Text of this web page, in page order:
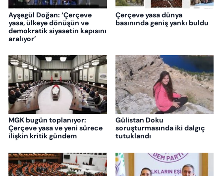
Ayşegül Doğan: ‘Çerçeve
yasa, ülkeye dönüşün ve
demokratik siyasetin kapısını
aralıyor’
Çerçeve yasa dünya
basınında geniş yankı buldu
MGK bugün toplanıyor:
Çerçeve yasa ve yeni sürece
ilişkin kritik gündem
Gülistan Doku
soruşturmasında iki dalgıç
tutuklandı